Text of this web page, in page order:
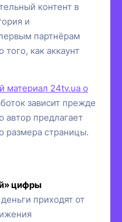
контент в
и
партнёрам
как аккаунт
материал 24tv.ua о
зависит прежде
автор предлагает
размера страницы.
цифры
приходят от